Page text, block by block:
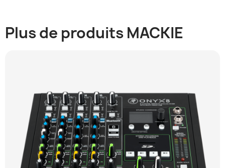
Plus de produits MACKIE